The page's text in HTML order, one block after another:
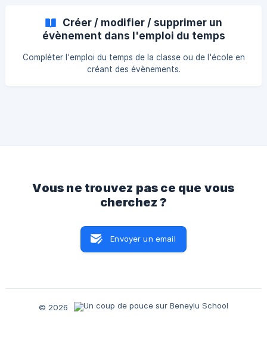
Créer / modifier / supprimer un
évènement dans l'emploi du temps
Compléter l'emploi du temps de la classe ou de l'école en
créant des évènements.
Vous ne trouvez pas ce que vous
cherchez ?
Envoyer un email
© 2026